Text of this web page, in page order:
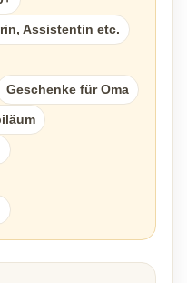
Assistentin etc.
Geschenke für Oma